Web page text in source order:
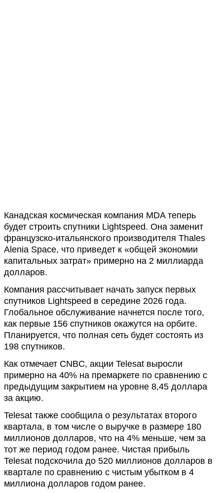
Канадская космическая компания MDA теперь
будет строить спутники Lightspeed. Она заменит
французско-итальянского производителя Thales
Alenia Space, что приведет к «общей экономии
капитальных затрат» примерно на 2 миллиарда
долларов.
Компания рассчитывает начать запуск первых
спутников Lightspeed в середине 2026 года.
Глобальное обслуживание начнется после того,
как первые 156 спутников окажутся на орбите.
Планируется, что полная сеть будет состоять из
198 спутников.
Как отмечает CNBC, акции Telesat выросли
примерно на 40% на премаркете по сравнению с
предыдущим закрытием на уровне 8,45 доллара
за акцию.
Telesat также сообщила о результатах второго
квартала, в том числе о выручке в размере 180
миллионов долларов, что на 4% меньше, чем за
тот же период годом ранее. Чистая прибыль
Telesat подскочила до 520 миллионов долларов в
квартале по сравнению с чистым убытком в 4
миллиона долларов годом ранее.